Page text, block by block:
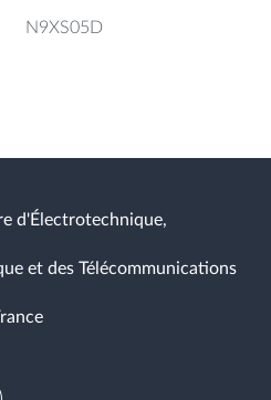
N9XS05D
d'Électrotechnique,
et des Télécommunications